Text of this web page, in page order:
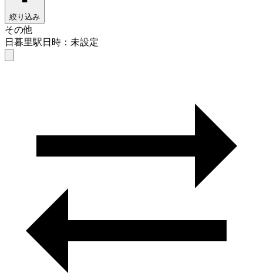
絞り込み
その他
日暮里駅日時：未設定